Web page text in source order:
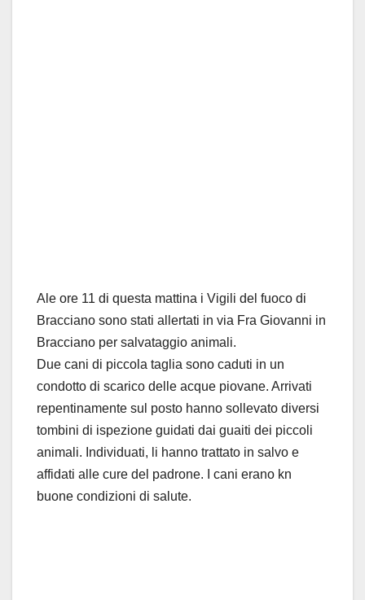
Ale ore 11 di questa mattina i Vigili del fuoco di
Bracciano sono stati allertati in via Fra Giovanni in
Bracciano per salvataggio animali.
Due cani di piccola taglia sono caduti in un
condotto di scarico delle acque piovane. Arrivati
repentinamente sul posto hanno sollevato diversi
tombini di ispezione guidati dai guaiti dei piccoli
animali. Individuati, li hanno trattato in salvo e
affidati alle cure del padrone. I cani erano kn
buone condizioni di salute.